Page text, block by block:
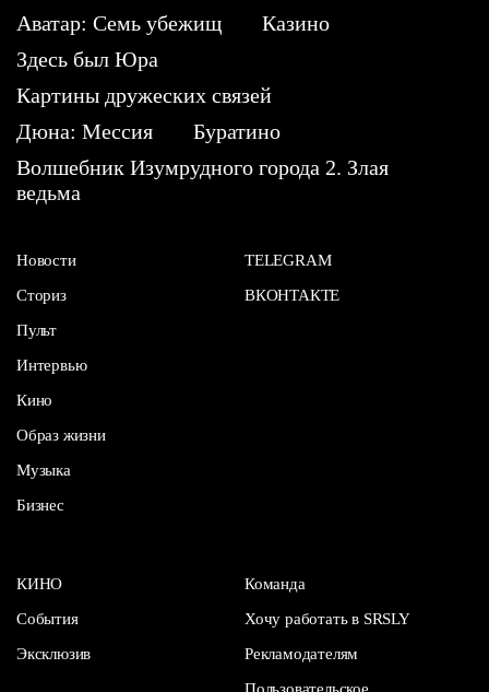
Аватар: Семь убежищ
Казино
Здесь был Юра
Картины дружеских связей
Дюна: Мессия
Буратино
Волшебник Изумрудного города 2. Злая
ведьма
Новости
Сториз
Пульт
Интервью
Кино
Образ жизни
Музыка
Бизнес
TELEGRAM
ВКОНТАКТЕ
КИНО
События
Эксклюзив
Команда
Хочу работать в SRSLY
Рекламодателям
Пользовательское